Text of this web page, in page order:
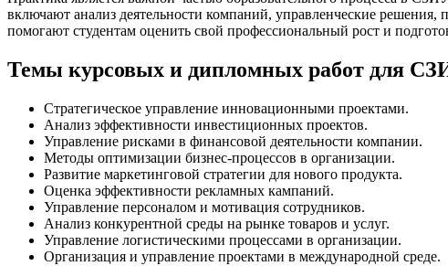
включают анализ деятельности компаний, управленческие
помогают студентам оценить свой профессиональный рост и
Темы курсовых и дипломных работ для
Стратегическое управление инновационными проектами.
Анализ эффективности инвестиционных проектов.
Управление рисками в финансовой деятельности компании.
Методы оптимизации бизнес-процессов в организации.
Развитие маркетинговой стратегии для нового продукта.
Оценка эффективности рекламных кампаний.
Управление персоналом и мотивация сотрудников.
Анализ конкурентной среды на рынке товаров и услуг.
Управление логистическими процессами в организации.
Организация и управление проектами в международной среде.